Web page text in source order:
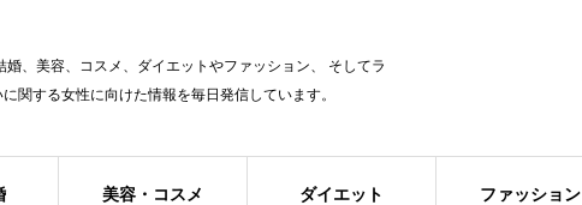
婚、美容、コスメ、ダイエットやファッション、 そしてラ
関する女性に向けた情報を毎日発信しています。
美容・コスメ ダイエット ファッション